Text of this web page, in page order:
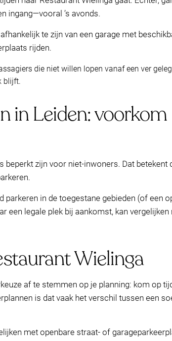
ingang—vooral ’s avonds.
te zijn van een garage met
rijden.
die niet willen lopen vanaf een ver
blijft.
in Leiden: voorkom
zijn voor niet-inwoners. Dat betekent
in de toegestane gebieden (of een
een legale plek bij aankomst, kan vergelijken
Wielinga
af te stemmen op je planning: kom op
is dat vaak het verschil tussen een
met openbare straat- of